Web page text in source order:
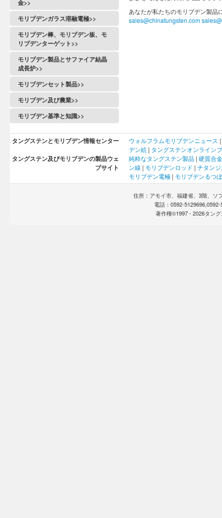
金>>
モリブデンガラス溶融電極>>
モリブデン棒、モリブデン板、モ
リブデンターゲット>>
モリブデン製品とサファイア結晶
成長炉>>
モリブデンセット製品>>
モリブデン及び農業>>
モリブデン基準と知識>>
あなたが私たちのモリブデン製品
sales@chinatungsten.com
タングステンとモリブデン情報センター ウォルフラムモリブデンニュース |
デン絵 | タングステンオンライン
タングステン及びモリブデンの製品ウェ
ブサイト
純粋なタングステン製品 | 硬質合金
ン線 | モリブデンロッド | チタン
モリブデン電極 | モリブデンるつぼ
住所：アモイ市、福建省、3階、ソ
電話：0592-
著作権©1997 - 2026タン